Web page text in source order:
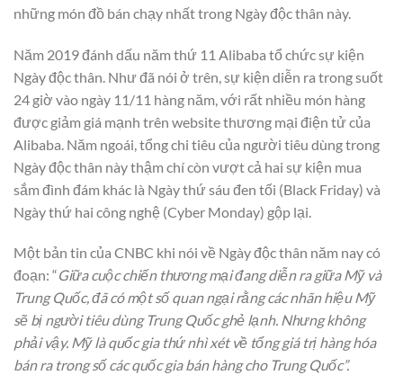
những món đồ bán chạy nhất trong Ngày độc thân này.
Năm 2019 đánh dấu năm thứ 11 Alibaba tổ chức sự kiện
Ngày độc thân. Như đã nói ở trên, sự kiện diễn ra trong suốt
24 giờ vào ngày 11/11 hàng năm, với rất nhiều món hàng
được giảm giá mạnh trên website thương mại điện tử của
Alibaba. Năm ngoái, tổng chi tiêu của người tiêu dùng trong
Ngày độc thân này thậm chí còn vượt cả hai sự kiện mua
sắm đình đám khác là Ngày thứ sáu đen tối (Black Friday) và
Ngày thứ hai công nghệ (Cyber Monday) gộp lại.
Một bản tin của CNBC khi nói về Ngày độc thân năm nay có
đoạn: “Giữa cuộc chiến thương mại đang diễn ra giữa Mỹ và
Trung Quốc, đã có một số quan ngại rằng các nhãn hiệu Mỹ
sẽ bị người tiêu dùng Trung Quốc ghẻ lạnh. Nhưng không
phải vậy. Mỹ là quốc gia thứ nhì xét về tổng giá trị hàng hóa
bán ra trong số các quốc gia bán hàng cho Trung Quốc”.